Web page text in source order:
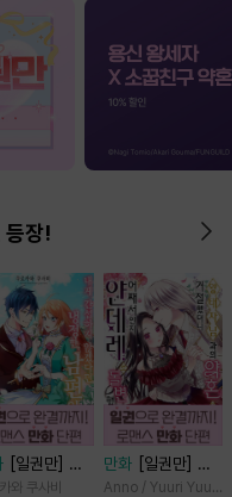
등장!
[일권만] 내
섭하지 않겠
와 쿠사비
만화
[일권만] 왕
태자님과의 약혼을
Anno / Yuuri